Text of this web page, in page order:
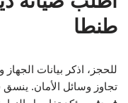
طنطا
للحجز، اذكر بيانات
تجاوز وسائل الأمان.